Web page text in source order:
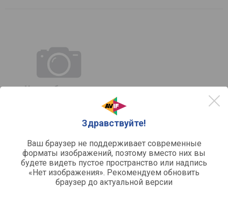
Здравствуйте!
Ваш браузер не поддерживает современные
форматы изображений, поэтому вместо них вы
будете видеть пустое пространство или надпись
«Нет изображения». Рекомендуем обновить
браузер до актуальной версии
Greta CB-2
Устройство: варочная поверхность
Рабочая поверхность: нержавеющая сталь
автоподжиг, газ-контроль